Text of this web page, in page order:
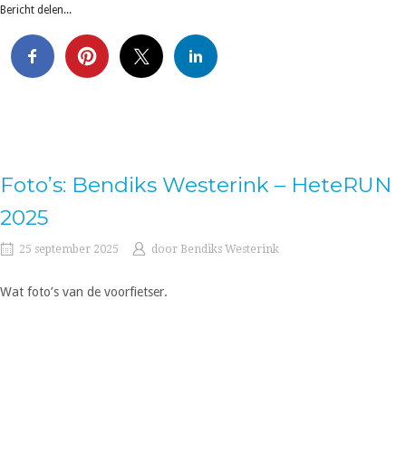
Bericht delen...
Foto’s: Bendiks Westerink – HeteRUN
2025
25 september 2025 door Bendiks Westerink
Wat foto’s van de voorfietser.